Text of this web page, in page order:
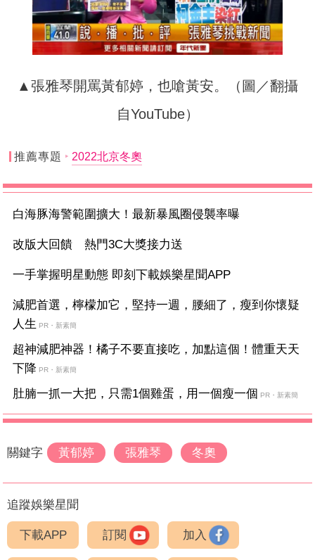
▲張雅琴開罵黃郁婷，也嗆黃安。（圖／翻攝
自YouTube）
推薦專題 2022北京冬奧
白海豚海警範圍擴大！最新暴風圈侵襲率曝
改版大回饋 熱門3C大獎接力送
一手掌握明星動態 即刻下載娛樂星聞APP
減肥首選，檸檬加它，堅持一週，腰細了，瘦到你懷疑
人生 PR・新素簡
超神減肥神器！橘子不要直接吃，加點這個！體重天天
下降 PR・新素簡
肚腩一抓一大把，只需1個雞蛋，用一個瘦一個 PR・新素簡
關鍵字 黃郁婷 張雅琴 冬奧
追蹤娛樂星聞
下載APP 訂閱 加入